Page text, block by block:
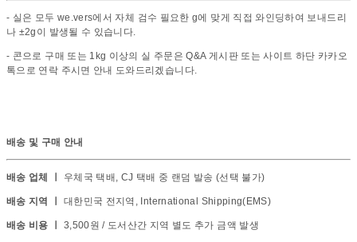
- 실은 모두 we.vers에서 자체 검수 필요한 g에 맞게 직접 와인딩하여 보내드리
나 ±2g이 발생될 수 있습니다.
- 콘으로 구매 또는 1kg 이상의 실 주문은 Q&A 게시판 또는 사이트 하단 카카오
톡으로 연락 주시면 안내 도와드리겠습니다.
배송 및 구매 안내
배송 업체 ㅣ 우체국 택배, CJ 택배 중 랜덤 발송 (선택 불가)
배송 지역 ㅣ 대한민국 전지역, International Shipping(EMS)
배송 비용 ㅣ 3,500원 / 도서산간 지역 별도 추가 금액 발생